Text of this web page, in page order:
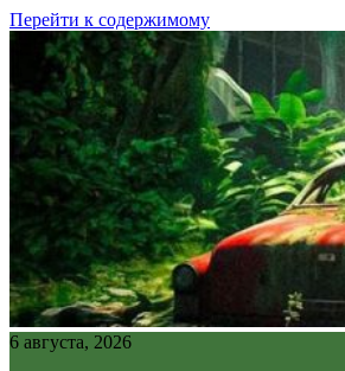
Перейти к содержимому
6 августа, 2026